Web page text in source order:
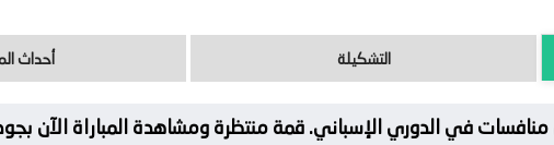
التشكيلة أحداث
في الدوري الإسباني. قمة منتظرة ومشاهدة المباراة الآن